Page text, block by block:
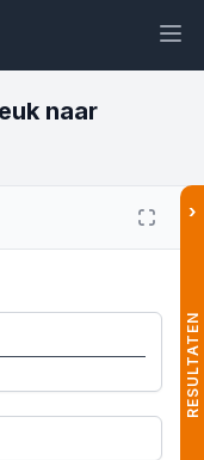
naar
›
RESULTATEN